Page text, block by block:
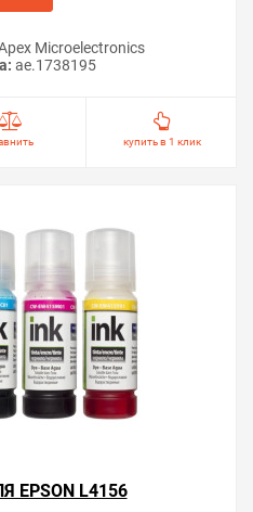
Microelectronics
ae.1738195
купить в 1 клик
EPSON L4156